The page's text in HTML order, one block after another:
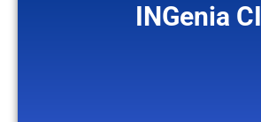
INGenia CI